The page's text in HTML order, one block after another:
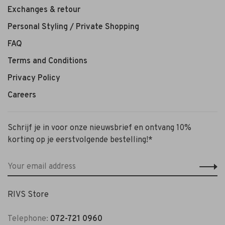
Exchanges & retour
Personal Styling / Private Shopping
FAQ
Terms and Conditions
Privacy Policy
Careers
Schrijf je in voor onze nieuwsbrief en ontvang 10%
korting op je eerstvolgende bestelling!*
RIVS Store
Telephone: 072-721 0960